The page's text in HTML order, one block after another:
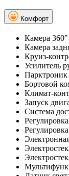
Комфорт
Камера 360°
Камера
Круиз-
Усилитель
Парктроник
Бортовой
Климат-
Запуск
Система